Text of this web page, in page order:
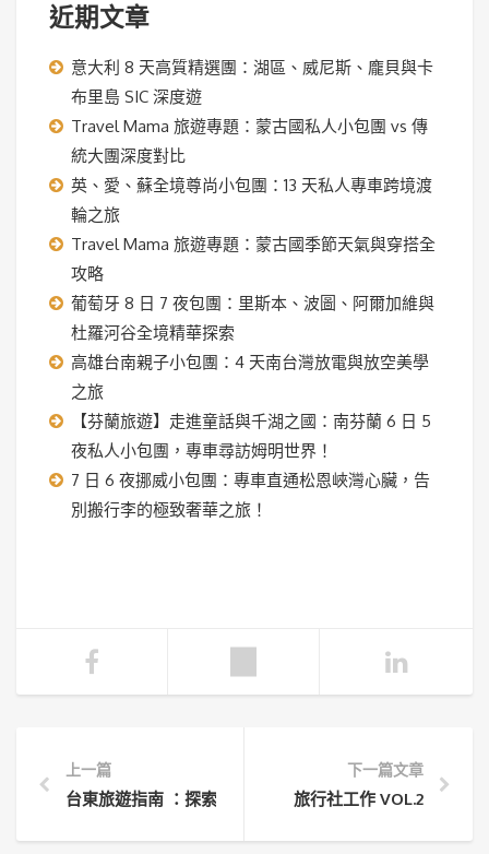
近期文章
意大利 8 天高質精選團：湖區、威尼斯、龐貝與卡
布里島 SIC 深度遊
Travel Mama 旅遊專題：蒙古國私人小包團 vs 傳
統大團深度對比
英、愛、蘇全境尊尚小包團：13 天私人專車跨境渡
輪之旅
Travel Mama 旅遊專題：蒙古國季節天氣與穿搭全
攻略
葡萄牙 8 日 7 夜包團：里斯本、波圖、阿爾加維與
杜羅河谷全境精華探索
高雄台南親子小包團：4 天南台灣放電與放空美學
之旅
【芬蘭旅遊】走進童話與千湖之國：南芬蘭 6 日 5
夜私人小包團，專車尋訪姆明世界！
7 日 6 夜挪威小包團：專車直通松恩峽灣心臟，告
別搬行李的極致奢華之旅！
上一篇
台東旅遊指南 ：探索自然與文化的深度融合
下一篇文章
旅行社工作 VOL.2